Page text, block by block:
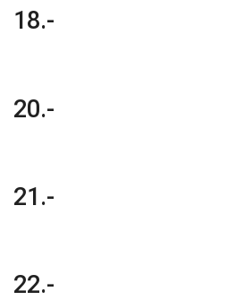
18.-
20.-
21.-
22.-